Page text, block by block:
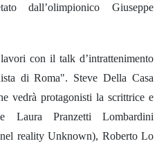
dall’olimpionico Giuseppe
con il talk d’intrattenimento
di Roma". Steve Della Casa
vedrà protagonisti la scrittrice e
Laura Pranzetti Lombardini
reality Unknown), Roberto Lo